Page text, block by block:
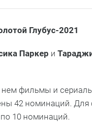
Глубус-2021
Паркер и
фильмы и
42 номинаций.
10 номинаций.